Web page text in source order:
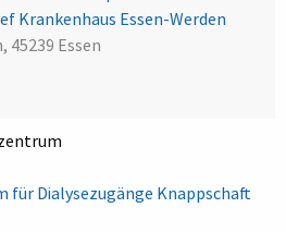
Krankenhaus Essen-Werden
45239 Essen
für Dialysezugänge Knappschaft